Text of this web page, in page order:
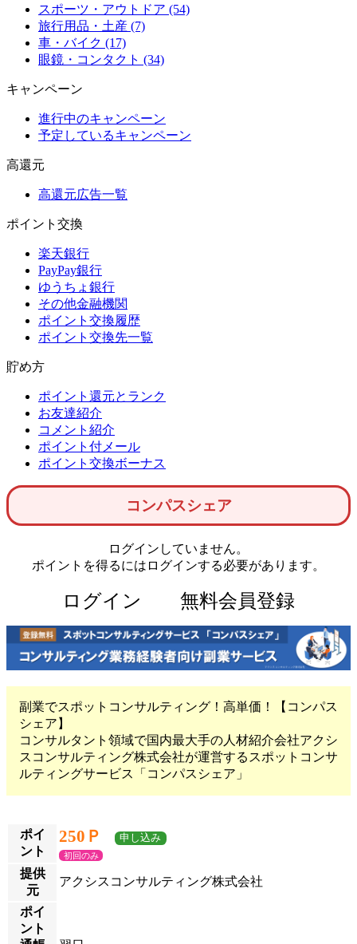
スポーツ・アウトドア (54)
旅行用品・土産 (7)
車・バイク (17)
眼鏡・コンタクト (34)
キャンペーン
進行中のキャンペーン
予定しているキャンペーン
高還元
高還元広告一覧
ポイント交換
楽天銀行
PayPay銀行
ゆうちょ銀行
その他金融機関
ポイント交換履歴
ポイント交換先一覧
貯め方
ポイント還元とランク
お友達紹介
コメント紹介
ポイント付メール
ポイント交換ボーナス
コンパスシェア
ログインしていません。
ポイントを得るにはログインする必要があります。
ログイン 無料会員登録
副業でスポットコンサルティング！高単価！【コンパス
シェア】
コンサルタント領域で国内最大手の人材紹介会社アクシ
スコンサルティング株式会社が運営するスポットコンサ
ルティングサービス「コンパスシェア」
ポイ
ント
250Ｐ 申し込み
初回のみ
提供
元
アクシスコンサルティング株式会社
ポイ
ント